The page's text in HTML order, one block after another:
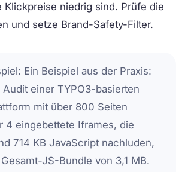
Klickpreise niedrig sind. Prüfe die
und setze Brand-Safety-Filter.
Ein Beispiel aus der Praxis:
Audit einer TYPO3-basierten
mit über 800 Seiten
4 eingebettete Iframes, die
714 KB JavaScript nachluden,
JS-Bundle von 3,1 MB.